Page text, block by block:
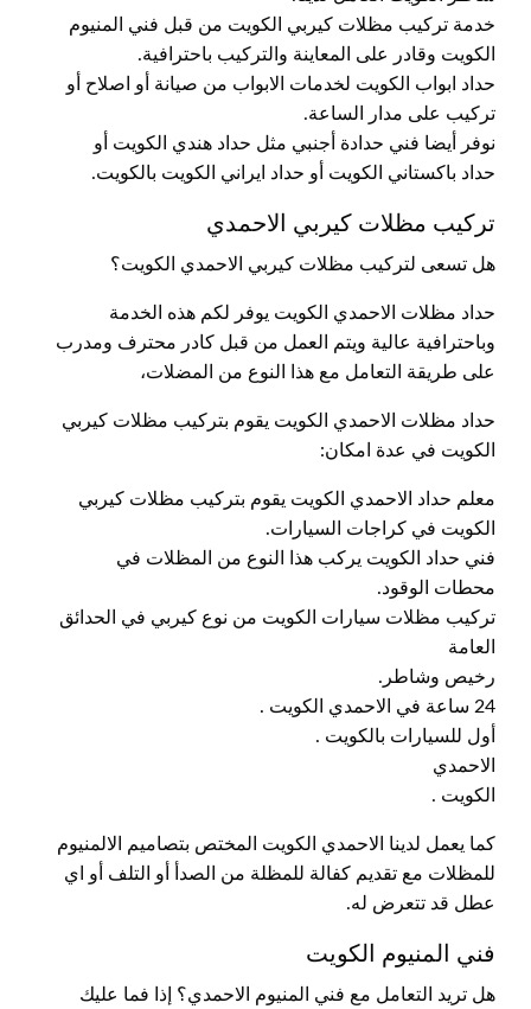
خدمة تركيب مظلات كيربي الكويت من قبل فني المنيوم
الكويت وقادر على المعاينة والتركيب باحترافية.
حداد ابواب الكويت لخدمات الابواب من صيانة أو اصلاح أو
تركيب على مدار الساعة.
نوفر أيضا فني حدادة أجنبي مثل حداد هندي الكويت أو
حداد باكستاني الكويت أو حداد ايراني الكويت بالكويت.
تركيب مظلات كيربي الاحمدي
هل تسعى لتركيب مظلات كيربي الاحمدي الكويت؟
حداد مظلات الاحمدي الكويت يوفر لكم هذه الخدمة
وباحترافية عالية ويتم العمل من قبل كادر محترف ومدرب
على طريقة التعامل مع هذا النوع من المضلات،
حداد مظلات الاحمدي الكويت يقوم بتركيب مظلات كيربي
الكويت في عدة امكان:
معلم حداد الاحمدي الكويت يقوم بتركيب مظلات كيربي
الكويت في كراجات السيارات.
فني حداد الكويت يركب هذا النوع من المظلات في
محطات الوقود.
تركيب مظلات سيارات الكويت من نوع كيربي في الحدائق
العامة
رخيص وشاطر.
24 ساعة في الاحمدي الكويت .
أول للسيارات بالكويت .
الاحمدي
الكويت .
كما يعمل لدينا الاحمدي الكويت المختص بتصاميم الالمنيوم
للمظلات مع تقديم كفالة للمظلة من الصدأ أو التلف أو اي
عطل قد تتعرض له.
فني المنيوم الكويت
هل تريد التعامل مع فني المنيوم الاحمدي؟ إذا فما عليك